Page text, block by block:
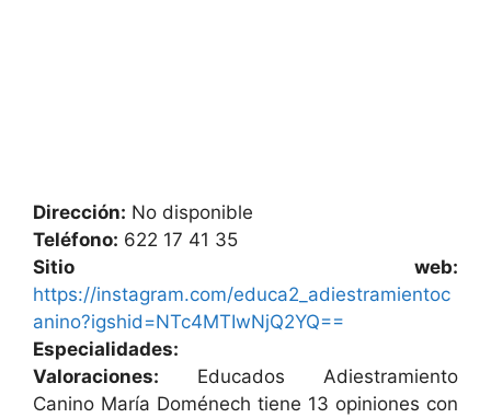
Dirección: No disponible
Teléfono: 622 17 41 35
Sitio web:
https://instagram.com/educa2_adiestramientoc
anino?igshid=NTc4MTIwNjQ2YQ==
Especialidades:
Valoraciones: Educados Adiestramiento
Canino María Doménech tiene 13 opiniones con